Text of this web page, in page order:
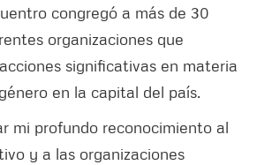
congregó a más de 30
organizaciones que
significativas en materia
en la capital del país.
mi profundo reconocimiento al
y a las organizaciones